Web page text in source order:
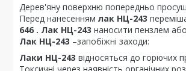
Дерев'яну поверхню попередньо
Перед нанесенням лак НЦ-243
646 . Лак НЦ-243 наносити пензлем
Лак НЦ-243 –запобіжні заходи:
Лаки НЦ-243 відносяться до горючих